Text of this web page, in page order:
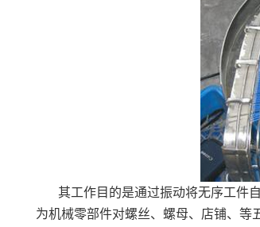
其工作目的是通过振动将无序工件
为机械零部件对螺丝、螺母、店铺、等